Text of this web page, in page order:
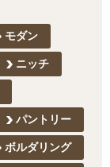
モダン
ニッチ
パントリー
ボルダリング